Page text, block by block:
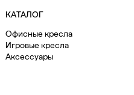
КАТАЛОГ
Офисные кресла
Игровые кресла
Аксессуары